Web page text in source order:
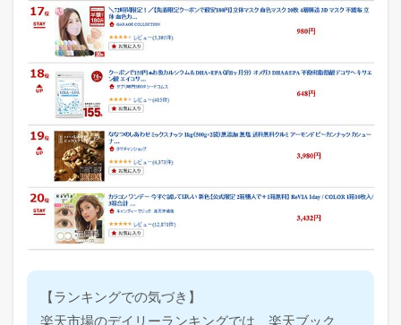
【ランキングでの気づき】
楽天市場のデイリーランキングでは 楽天ブック